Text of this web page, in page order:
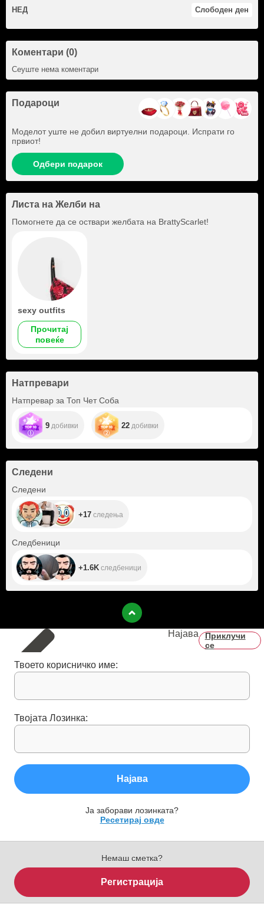
НЕД Слободен ден
Коментари (0)
Сеуште нема коментари
Подароци
Моделот уште не добил виртуелни подароци. Испрати го
првиот!
Одбери подарок
Листа на Желби на
Помогнете да се оствари желбата на BrattyScarlet!
sexy outfits
Прочитај
повеќе
Натпревари
Натпревар за Топ Чет Соба
9 добивки 22 добивки
Следени
Следени
+17 следења
Следбеници
+1.6K следбеници
Најава
Приклучи
се
Твоето корисничко име:
Твојата Лозинка:
Најава
Ја заборави лозинката?
Ресетирај овде
Немаш сметка?
Регистрација